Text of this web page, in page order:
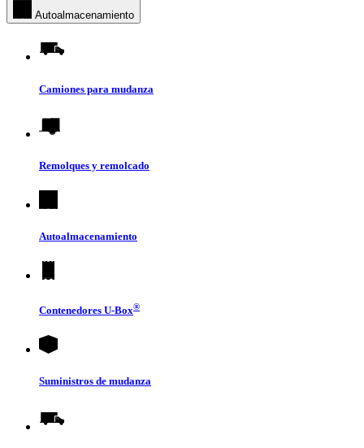
Autoalmacenamiento
Camiones para mudanza
Remolques y remolcado
Autoalmacenamiento
Contenedores U-Box®
Suministros de mudanza